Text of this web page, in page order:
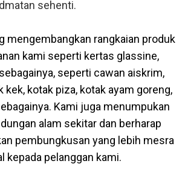
sehenti.
mengembangkan rangkaian produk
kami seperti kertas glassine,
seperti cawan aiskrim,
kek, kotak piza, kotak ayam goreng,
Kami juga menumpukan
alam sekitar dan berharap
pembungkusan yang lebih mesra
kepada pelanggan kami.